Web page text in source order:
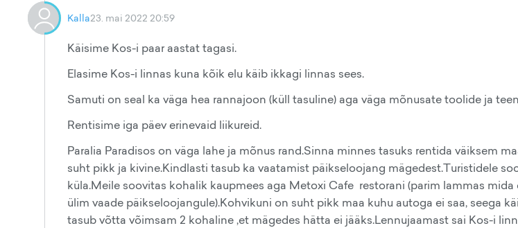
Kalla23. mai 2022 20:59
Käisime Kos-i paar aastat tagasi.
Elasime Kos-i linnas kuna kõik elu käib ikkagi linnas sees.
Samuti on seal ka väga hea rannajoon (küll tasuline) aga väga mõnusate toolide ja
Rentisime iga päev erinevaid liikureid.
Paralia Paradisos on väga lahe ja mõnus rand.Sinna minnes tasuks rentida väiksem
suht pikk ja kivine.Kindlasti tasub ka vaatamist päikseloojang mägedest.Turistidele
küla.Meile soovitas kohalik kaupmees aga Metoxi Cafe restorani (parim lammas mida
ülim vaade päikseloojangule).Kohvikuni on suht pikk maa kuhu autoga ei saa, seega
tasub võtta võimsam 2 kohaline ,et mägedes hätta ei jääks.Lennujaamast sai Kos-i